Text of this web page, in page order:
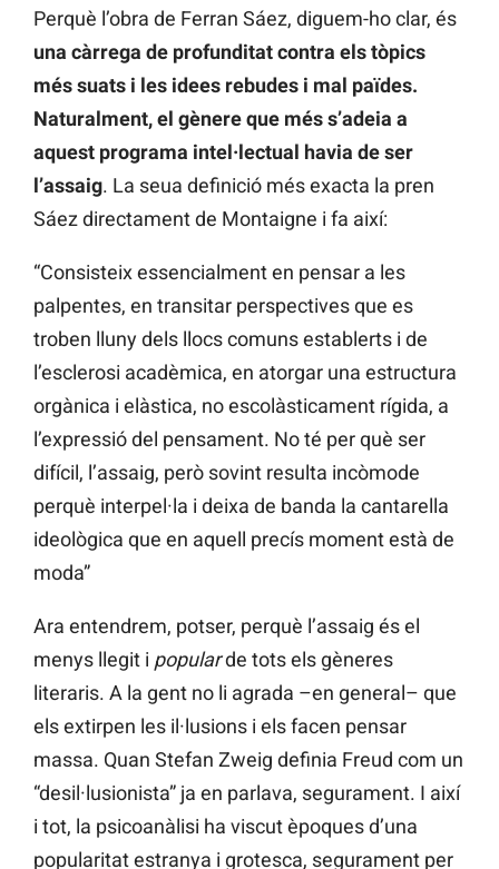
Perquè l’obra de Ferran Sáez, diguem-ho clar, és
una càrrega de profunditat contra els tòpics
més suats i les idees rebudes i mal païdes.
Naturalment, el gènere que més s’adeia a
aquest programa intel·lectual havia de ser
l’assaig. La seua definició més exacta la pren
Sáez directament de Montaigne i fa així:
“Consisteix essencialment en pensar a les
palpentes, en transitar perspectives que es
troben lluny dels llocs comuns establerts i de
l’esclerosi acadèmica, en atorgar una estructura
orgànica i elàstica, no escolàsticament rígida, a
l’expressió del pensament. No té per què ser
difícil, l’assaig, però sovint resulta incòmode
perquè interpel·la i deixa de banda la cantarella
ideològica que en aquell precís moment està de
moda”
Ara entendrem, potser, perquè l’assaig és el
menys llegit i popularde tots els gèneres
literaris. A la gent no li agrada –en general– que
els extirpen les il·lusions i els facen pensar
massa. Quan Stefan Zweig definia Freud com un
“desil·lusionista” ja en parlava, segurament. I així
i tot, la psicoanàlisi ha viscut èpoques d’una
popularitat estranya i grotesca, segurament per